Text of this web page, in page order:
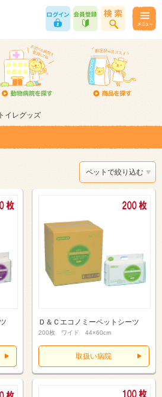
トイレグッズ
ペットで絞り込む
Ｄ＆Ｃエコノミーペットシーツ
200枚 ワイド 44×60cm
取扱い病院